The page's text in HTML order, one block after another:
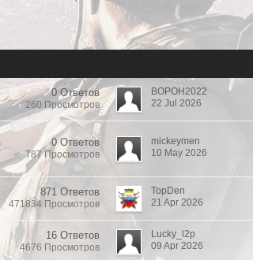
0 Ответов
260 Просмотров
BOPOH2022
22 Jul 2026
0 Ответов
787 Просмотров
mickeymen
10 May 2026
871 Ответов
471834 Просмотров
TopDen
21 Apr 2026
16 Ответов
4676 Просмотров
Lucky_l2p
09 Apr 2026